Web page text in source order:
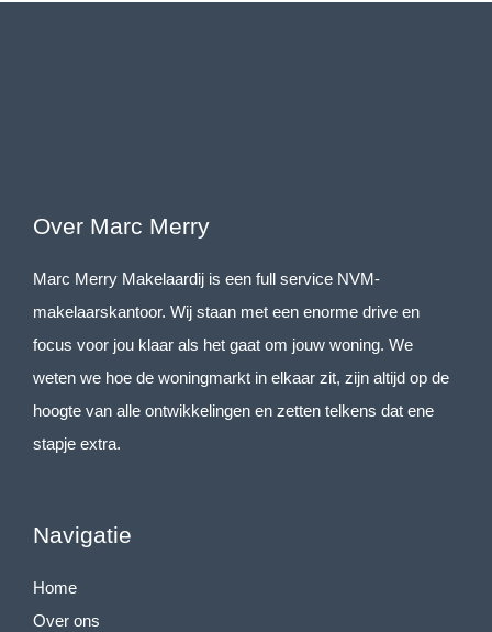
Over Marc Merry
Marc Merry Makelaardij is een full service NVM-
makelaarskantoor. Wij staan met een enorme drive en
focus voor jou klaar als het gaat om jouw woning. We
weten we hoe de woningmarkt in elkaar zit, zijn altijd op de
hoogte van alle ontwikkelingen en zetten telkens dat ene
stapje extra.
Navigatie
Home
Over ons